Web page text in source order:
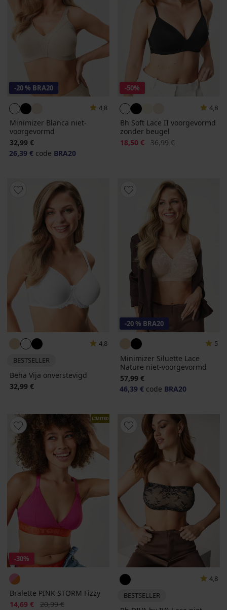
-20 % BRA20
4,8
Minimizer Blanca niet-
voorgevormd
32,99 €
26,39 € code BRA20
-50%
4,8
Bh Soft Lace II voorgevormd
zonder beugel
Korting
18,50 € Oorspronkelijke prijs
36,99 €
4,8
BESTSELLER
Beha Vija onverstevigd
32,99 €
-20 % BRA20
5
Minimizer Siluette Lace
Nature niet-voorgevormd
57,99 €
46,39 € code BRA20
LIMITED
-30%
Bralette PINK STORM Fizzy
Korting
14,69 € Oorspronkelijke prijs
20,99 €
4,8
BESTSELLER